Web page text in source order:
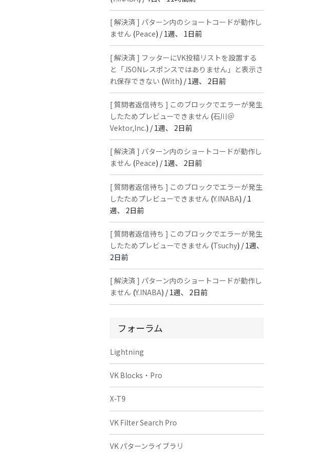
[ 解決済 ] パターン内のショートコードが動作し
ません (Peace) /1週、 1日前
[ 解決済 ] フッターにVK投稿リストを設置する
と「JSONレスポンスではありません」と表示さ
れ保存できない (With) /1週、 2日前
[ 質問者返信待ち ] このブロックでエラーが発生
したためプレビューできません (石川＠
Vektor,Inc.) /1週、 2日前
[ 解決済 ] パターン内のショートコードが動作し
ません (Peace) /1週、 2日前
[ 質問者返信待ち ] このブロックでエラーが発生
したためプレビューできません (Y.INABA) /1
週、 2日前
[ 質問者返信待ち ] このブロックでエラーが発生
したためプレビューできません (Tsuchy) /1週、
2日前
[ 解決済 ] パターン内のショートコードが動作し
ません (Y.INABA) /1週、 2日前
フォーラム
Lightning
VK Blocks・Pro
X-T9
VK Filter Search Pro
VK パターンライブラリ